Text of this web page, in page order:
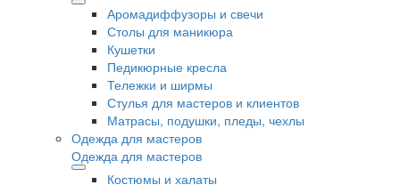
Аромадиффузоры и свечи
Столы для маникюра
Кушетки
Педикюрные кресла
Тележки и ширмы
Стулья для мастеров и клиентов
Матрасы, подушки, пледы, чехлы
Одежда для мастеров
Одежда для мастеров
Костюмы и халаты